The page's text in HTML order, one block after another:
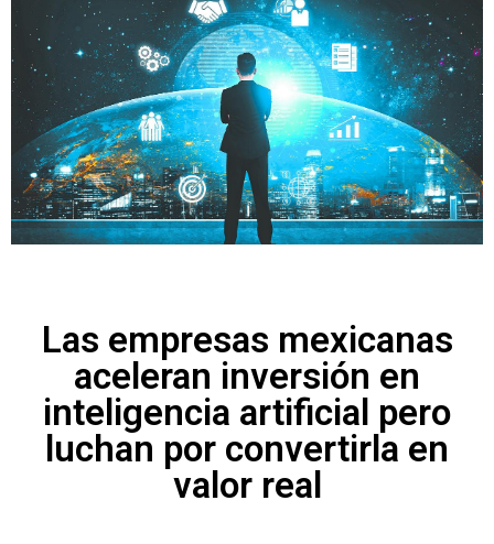
Las empresas mexicanas
aceleran inversión en
inteligencia artificial pero
luchan por convertirla en
valor real